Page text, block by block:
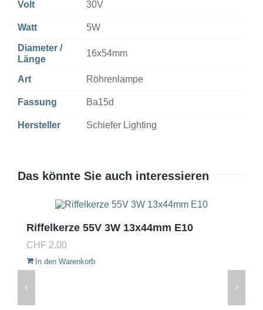
Volt 30V
Watt 5W
Diameter /
Länge
16x54mm
Art Röhrenlampe
Fassung Ba15d
Hersteller Schiefer Lighting
Das könnte Sie auch interessieren
Riffelkerze 55V 3W 13x44mm E10
CHF 2.00
In den Warenkorb